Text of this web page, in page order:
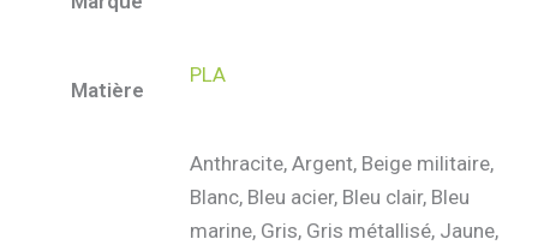
Matière
PLA
Anthracite, Argent, Beige militaire,
Blanc, Bleu acier, Bleu clair, Bleu
marine, Gris, Gris métallisé, Jaune,